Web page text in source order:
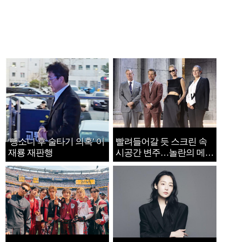
‘뺑소니 후 술타기 의혹’ 이
재룡 재판행
빨려들어갈 듯 스크린 속
시공간 변주…놀란의 메시
지는 ‘전쟁 속죄’